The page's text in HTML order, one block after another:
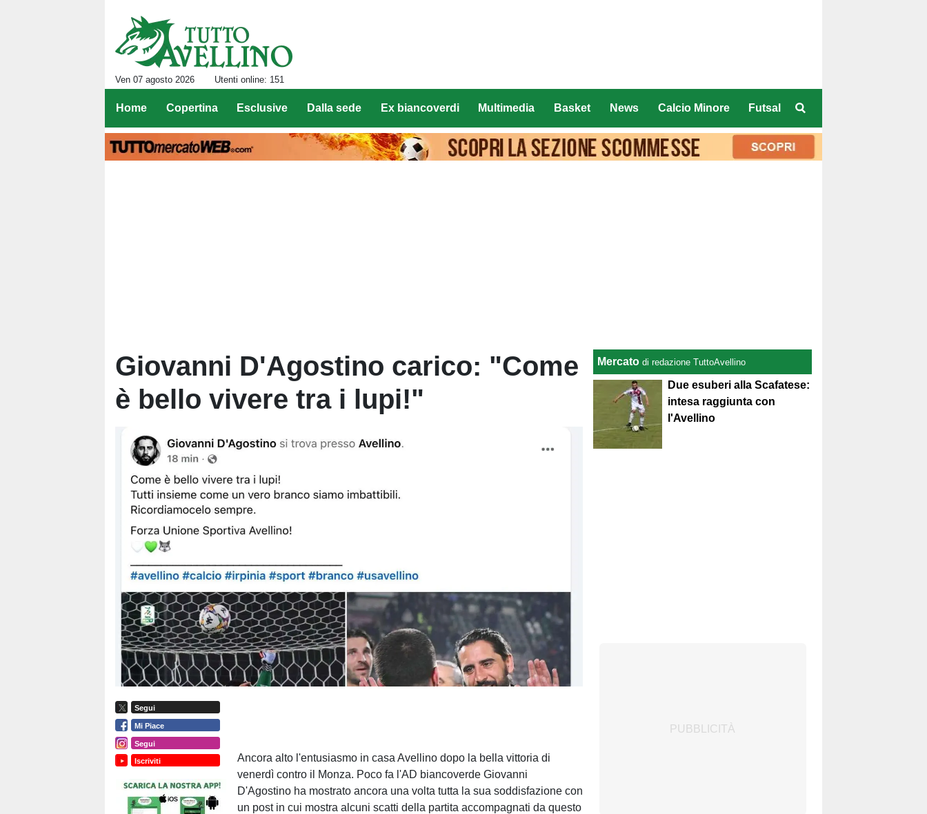
Ven 07 agosto 2026 Utenti online: 151
Home Copertina Esclusive Dalla sede Ex biancoverdi Multimedia Basket News Calcio Minore Futsal
Giovanni D'Agostino carico: "Come
è bello vivere tra i lupi!"
Segui
Mi Piace
Segui
Iscriviti
Ancora alto l'entusiasmo in casa Avellino dopo la bella vittoria di
venerdì contro il Monza. Poco fa l'AD biancoverde Giovanni
D'Agostino ha mostrato ancora una volta tutta la sua soddisfazione con
un post in cui mostra alcuni scatti della partita accompagnati da questo
Mercato di redazione TuttoAvellino
Due esuberi alla Scafatese:
intesa raggiunta con
l'Avellino